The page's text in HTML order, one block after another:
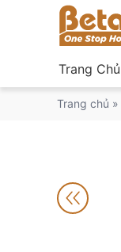
Trang Chủ
Trang chủ »